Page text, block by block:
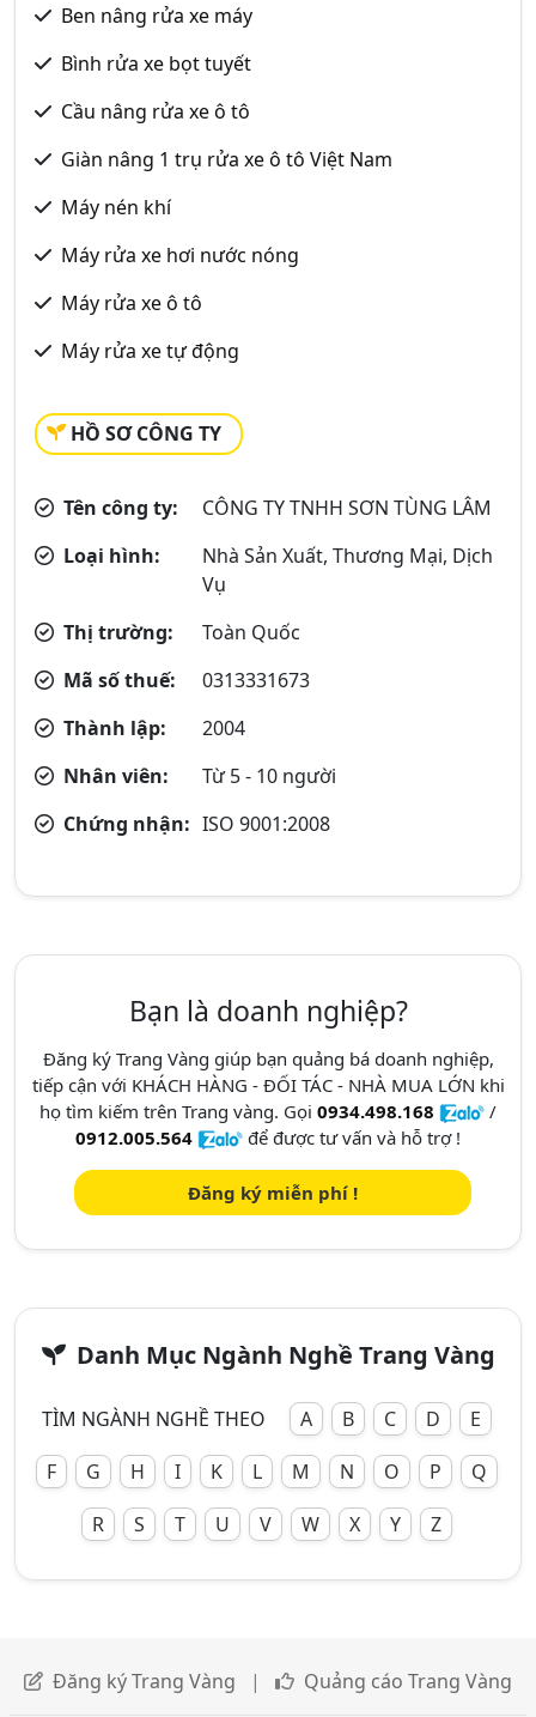
Ben nâng rửa xe máy
Bình rửa xe bọt tuyết
Cầu nâng rửa xe ô tô
Giàn nâng 1 trụ rửa xe ô tô Việt Nam
Máy nén khí
Máy rửa xe hơi nước nóng
Máy rửa xe ô tô
Máy rửa xe tự động
HỒ SƠ CÔNG TY
Tên công ty:
CÔNG TY TNHH SƠN TÙNG LÂM
Loại hình:
Nhà Sản Xuất, Thương Mại, Dịch
Vụ
Thị trường:
Toàn Quốc
Mã số thuế:
0313331673
Thành lập:
2004
Nhân viên:
Từ 5 - 10 người
Chứng nhận: ISO 9001:2008
Bạn là doanh nghiệp?
Đăng ký Trang Vàng giúp bạn quảng bá doanh nghiệp,
tiếp cận với KHÁCH HÀNG - ĐỐI TÁC - NHÀ MUA LỚN khi
họ tìm kiếm trên Trang vàng. Gọi 0934.498.168
/
0912.005.564
để được tư vấn và hỗ trợ !
Đăng ký miễn phí !
Danh Mục Ngành Nghề Trang Vàng
TÌM NGÀNH NGHỀ THEO A B C D
E
F
G H I K L M N O P
Q
R
S T U V W X Y Z
Đăng ký Trang Vàng | Quảng cáo Trang Vàng